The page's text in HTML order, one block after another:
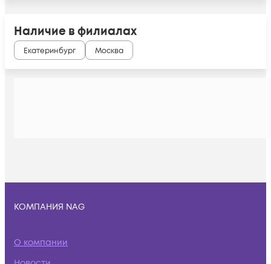
Наличие в филиалах
Екатеринбург Москва
КОМПАНИЯ NAG
О компании